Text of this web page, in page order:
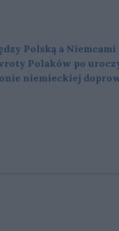
Polską a
Polaków po
niemieckiej